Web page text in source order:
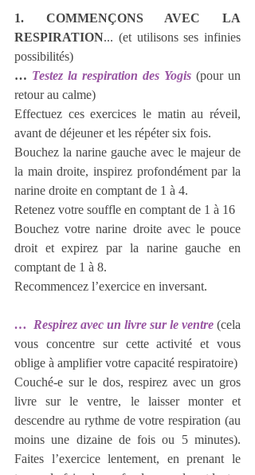
1. COMMENÇONS AVEC LA
RESPIRATION... (et utilisons ses infinies
possibilités)
… Testez la respiration des Yogis (pour un
retour au calme)
Effectuez ces exercices le matin au réveil,
avant de déjeuner et les répéter six fois.
Bouchez la narine gauche avec le majeur de
la main droite, inspirez profondément par la
narine droite en comptant de 1 à 4.
Retenez votre souffle en comptant de 1 à 16
Bouchez votre narine droite avec le pouce
droit et expirez par la narine gauche en
comptant de 1 à 8.
Recommencez l’exercice en inversant.
…  Respirez avec un livre sur le ventre (cela
vous concentre sur cette activité et vous
oblige à amplifier votre capacité respiratoire)
Couché-e sur le dos, respirez avec un gros
livre sur le ventre, le laisser monter et
descendre au rythme de votre respiration (au
moins une dizaine de fois ou 5 minutes).
Faites l’exercice lentement, en prenant le